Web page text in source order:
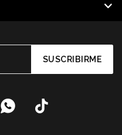
SUSCRIBIRME
 